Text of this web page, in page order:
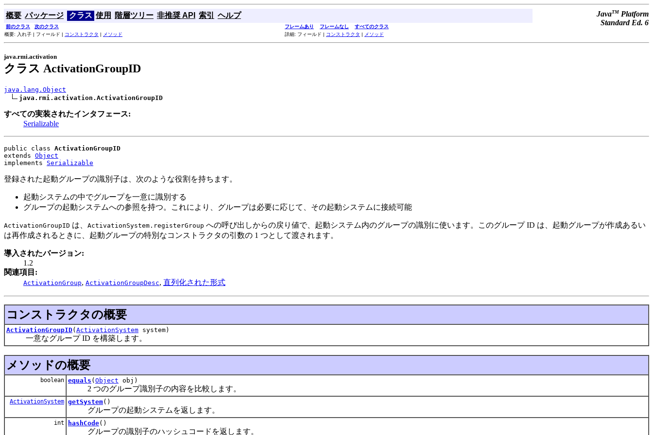
概要 パッケージ クラス 使用 階層ツリー 非推奨 API 索引 ヘルプ JavaTM Platform
Standard Ed. 6
前のクラス 次のクラス フレームあり フレームなし
すべてのクラス
概要: 入れ子 | フィールド | コンストラクタ | メソッド 詳細: フィールド | コンストラクタ | メソッド
java.rmi.activation
クラス ActivationGroupID
java.lang.Object
java.rmi.activation.ActivationGroupID
すべての実装されたインタフェース:
Serializable
public class ActivationGroupID
extends Object
implements Serializable
登録された起動グループの識別子は、次のような役割を持ちます。
起動システムの中でグループを一意に識別する
グループの起動システムへの参照を持つ。これにより、グループは必要に応じて、その起動システムに接続可能
ActivationGroupID は、 ActivationSystem.registerGroup への呼び出しからの戻り値で、起動システム内のグループの識別に使います。このグループ ID は、起動グループが作成あるい
は再作成されるときに、起動グループの特別なコンストラクタの引数の 1 つとして渡されます。
導入されたバージョン:
1.2
関連項目:
ActivationGroup, ActivationGroupDesc, 直列化された形式
コンストラクタの概要
ActivationGroupID( ActivationSystem system)
一意なグループ ID を構築します。
メソッドの概要
boolean equals ( Object obj)
2 つのグループ識別子の内容を比較します。
ActivationSystem getSystem()
グループの起動システムを返します。
int hashCode()
グループの識別子のハッシュコードを返します。